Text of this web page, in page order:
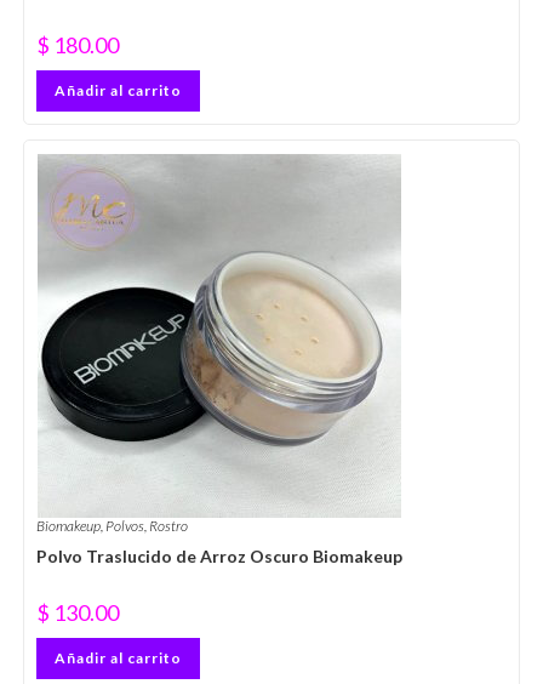
$ 180.00
Añadir al carrito
Biomakeup, Polvos, Rostro
Polvo Traslucido de Arroz Oscuro Biomakeup
$ 130.00
Añadir al carrito